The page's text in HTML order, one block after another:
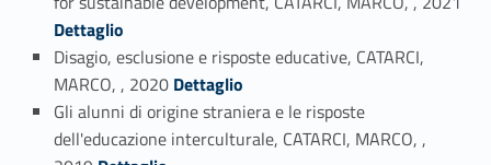
Dettaglio
Disagio, esclusione e risposte educative, CATARCI,
MARCO, , 2020 Link identifier #identifier_person_186450-16
Dettaglio
Gli alunni di origine straniera e le risposte
dell'educazione interculturale, CATARCI, MARCO, ,
Link identifier #identifier_person_1265-17